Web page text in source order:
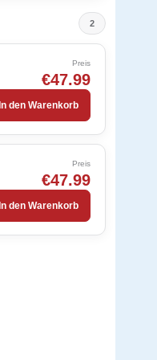
2
Preis
€47.99
In den Warenkorb
Preis
€47.99
In den Warenkorb